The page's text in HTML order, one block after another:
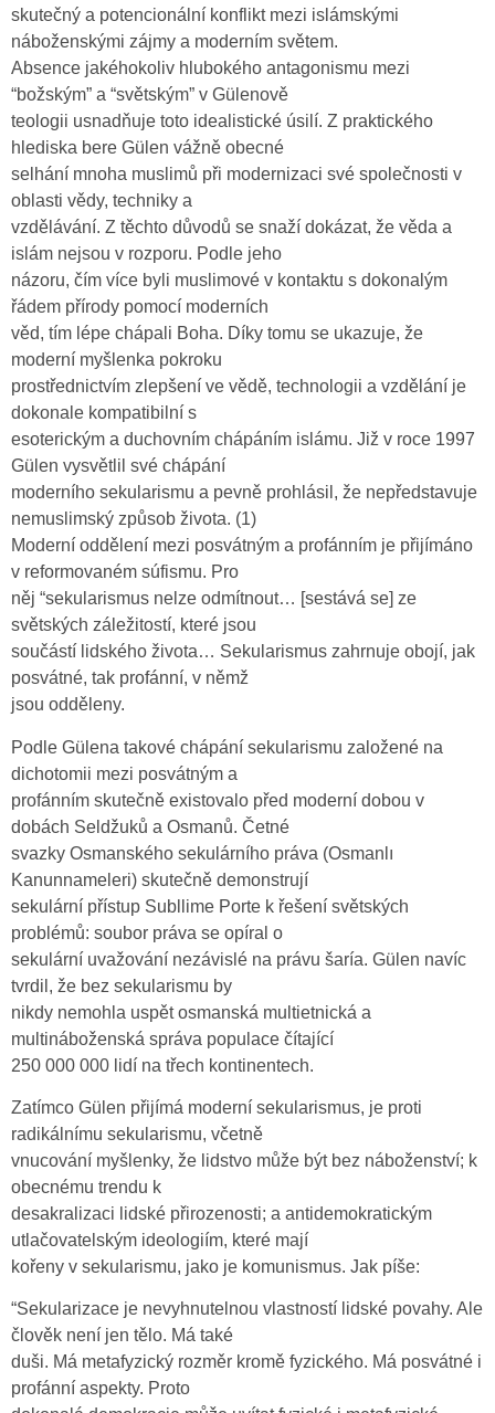
skutečný a potencionální konflikt mezi islámskými
náboženskými zájmy a moderním světem.
Absence jakéhokoliv hlubokého antagonismu mezi
“božským” a “světským” v Gülenově
teologii usnadňuje toto idealistické úsilí. Z praktického
hlediska bere Gülen vážně obecné
selhání mnoha muslimů při modernizaci své společnosti v
oblasti vědy, techniky a
vzdělávání. Z těchto důvodů se snaží dokázat, že věda a
islám nejsou v rozporu. Podle jeho
názoru, čím více byli muslimové v kontaktu s dokonalým
řádem přírody pomocí moderních
věd, tím lépe chápali Boha. Díky tomu se ukazuje, že
moderní myšlenka pokroku
prostřednictvím zlepšení ve vědě, technologii a vzdělání je
dokonale kompatibilní s
esoterickým a duchovním chápáním islámu. Již v roce 1997
Gülen vysvětlil své chápání
moderního sekularismu a pevně prohlásil, že nepředstavuje
nemuslimský způsob života. (1)
Moderní oddělení mezi posvátným a profánním je přijímáno
v reformovaném súfismu. Pro
něj “sekularismus nelze odmítnout… [sestává se] ze
světských záležitostí, které jsou
součástí lidského života… Sekularismus zahrnuje obojí, jak
posvátné, tak profánní, v němž
jsou odděleny.
Podle Gülena takové chápání sekularismu založené na
dichotomii mezi posvátným a
profánním skutečně existovalo před moderní dobou v
dobách Seldžuků a Osmanů. Četné
svazky Osmanského sekulárního práva (Osmanlı
Kanunnameleri) skutečně demonstrují
sekulární přístup Subllime Porte k řešení světských
problémů: soubor práva se opíral o
sekulární uvažování nezávislé na právu šaría. Gülen navíc
tvrdil, že bez sekularismu by
nikdy nemohla uspět osmanská multietnická a
multináboženská správa populace čítající
250 000 000 lidí na třech kontinentech.
Zatímco Gülen přijímá moderní sekularismus, je proti
radikálnímu sekularismu, včetně
vnucování myšlenky, že lidstvo může být bez náboženství; k
obecnému trendu k
desakralizaci lidské přirozenosti; a antidemokratickým
utlačovatelským ideologiím, které mají
kořeny v sekularismu, jako je komunismus. Jak píše:
“Sekularizace je nevyhnutelnou vlastností lidské povahy. Ale
člověk není jen tělo. Má také
duši. Má metafyzický rozměr kromě fyzického. Má posvátné i
profánní aspekty. Proto